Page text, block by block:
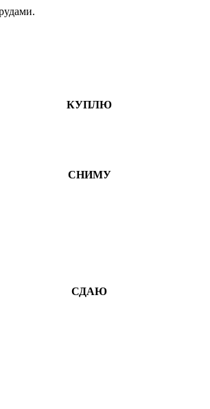
КУПЛЮ
СНИМУ
СДАЮ